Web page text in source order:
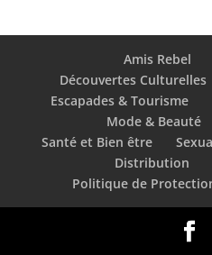
Amis Rebel
Découvertes Culturelles
Escapades & Tourisme
Mode & Beauté
Santé et Bien être
Distribution
Politique de